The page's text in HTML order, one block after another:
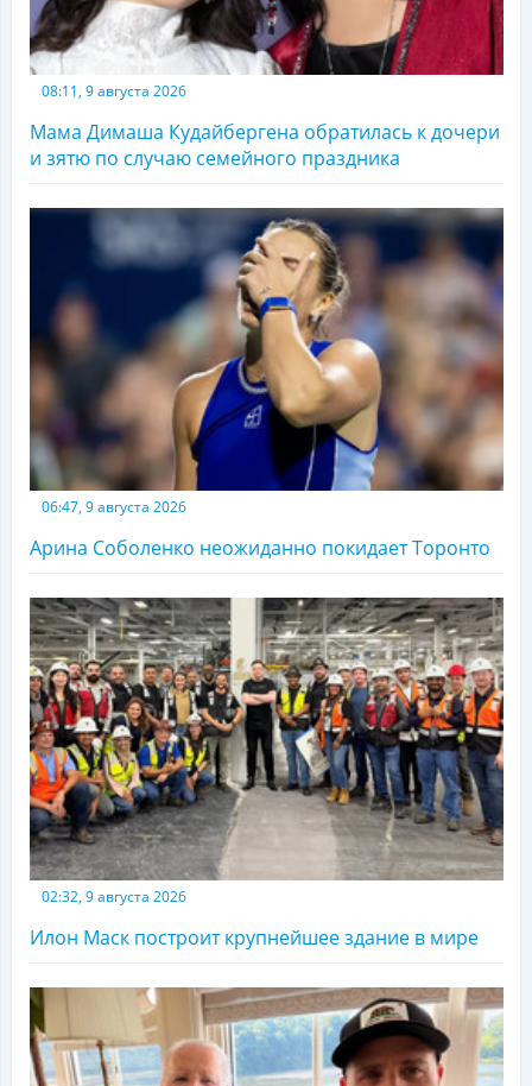
08:11, 9 августа 2026
Мама Димаша Кудайбергена обратилась к дочери
и зятю по случаю семейного праздника
06:47, 9 августа 2026
Арина Соболенко неожиданно покидает Торонто
02:32, 9 августа 2026
Илон Маск построит крупнейшее здание в мире